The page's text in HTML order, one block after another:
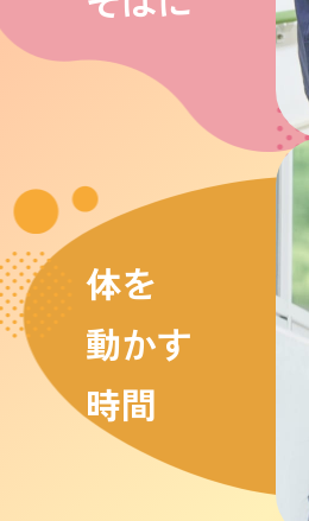
体を
動かす
時間